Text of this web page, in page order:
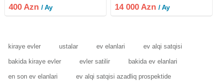
mərtəbəsində yerləşən 1 otaqlı
ofis icarəyə verilir.Ofis boş
400 Azn/ Ay
istehsalat, distribusiya,
topdansatış, saxlanc və digər
14 000 Azn/ Ay
kiraye evler ustalar ev elanlari ev alqi satqisi
bakida kiraye evler evler satilir bakida ev elanlari
en son ev elanlari ev alqi satqisi azadliq prospektide